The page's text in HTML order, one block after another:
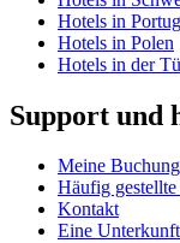
Hotels in
Hotels in Polen
Hotels in der
Support und
Meine
Häufig gestellte
Kontakt
Eine